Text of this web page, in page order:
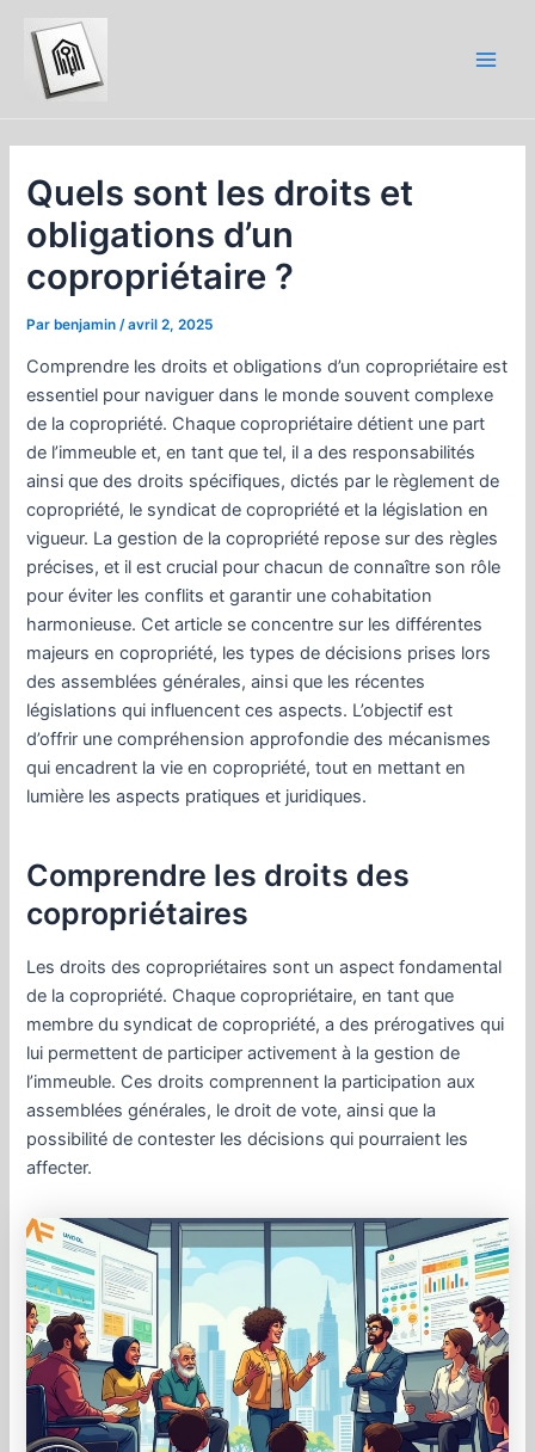
contenu
Quels sont les droits et
obligations d’un
copropriétaire ?
Par benjamin/avril 2, 2025
Comprendre les droits et obligations d’un copropriétaire est
essentiel pour naviguer dans le monde souvent complexe
de la copropriété. Chaque copropriétaire détient une part
de l’immeuble et, en tant que tel, il a des responsabilités
ainsi que des droits spécifiques, dictés par le règlement de
copropriété, le syndicat de copropriété et la législation en
vigueur. La gestion de la copropriété repose sur des règles
précises, et il est crucial pour chacun de connaître son rôle
pour éviter les conflits et garantir une cohabitation
harmonieuse. Cet article se concentre sur les différentes
majeurs en copropriété, les types de décisions prises lors
des assemblées générales, ainsi que les récentes
législations qui influencent ces aspects. L’objectif est
d’offrir une compréhension approfondie des mécanismes
qui encadrent la vie en copropriété, tout en mettant en
lumière les aspects pratiques et juridiques.
Comprendre les droits des
copropriétaires
Les droits des copropriétaires sont un aspect fondamental
de la copropriété. Chaque copropriétaire, en tant que
membre du syndicat de copropriété, a des prérogatives qui
lui permettent de participer activement à la gestion de
l’immeuble. Ces droits comprennent la participation aux
assemblées générales, le droit de vote, ainsi que la
possibilité de contester les décisions qui pourraient les
affecter.